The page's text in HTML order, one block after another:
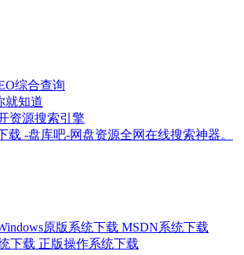
综合查询
就知道
资源搜索引擎
载 -盘库吧-网盘资源全网在线搜索神器。
原版系统下载 MSDN系统下载
下载 正版操作系统下载